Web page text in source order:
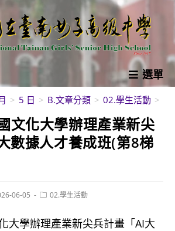
選單
> 5 日 > B.文章分類 > 02.學生活動 >
文化大學辦理產業新尖
數據人才養成班(第8梯
06-05
Post02.學生活動
大學辦理產業新尖兵計畫「AI大